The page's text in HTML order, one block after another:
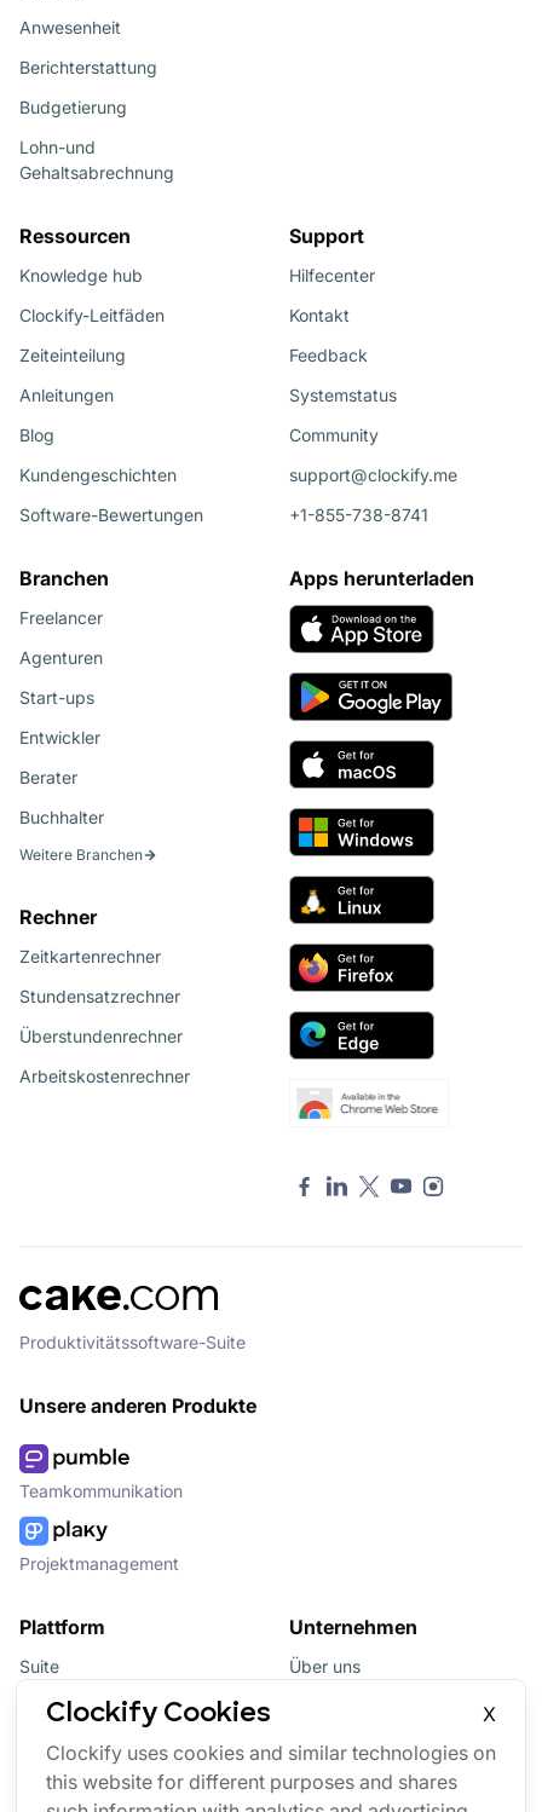
Anwesenheit
Berichterstattung
Budgetierung
Lohn-und
Gehaltsabrechnung
Ressourcen
Knowledge hub
Clockify-Leitfäden
Zeiteinteilung
Anleitungen
Blog
Kundengeschichten
Software-Bewertungen
Branchen
Freelancer
Agenturen
Start-ups
Entwickler
Berater
Buchhalter
Weitere Branchen
Rechner
Zeitkartenrechner
Stundensatzrechner
Überstundenrechner
Arbeitskostenrechner
Support
Hilfecenter
Kontakt
Feedback
Systemstatus
Community
support@clockify.me
+1-855-738-8741
Apps herunterladen
Produktivitätssoftware-Suite
Unsere anderen Produkte
Teamkommunikation
Projektmanagement
Plattform
Suite
Bundle
Updates
Marketplace
Unternehmen
Über uns
Brand
Clockify Cookies
X
Clockify uses cookies and similar technologies on
this website for different purposes and shares